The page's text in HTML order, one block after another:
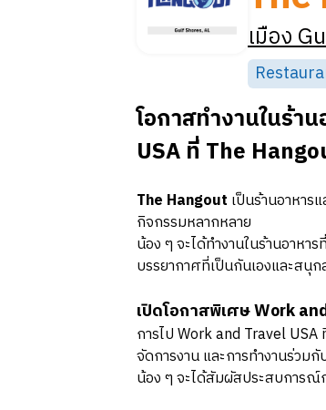
เมือง
โอกาสทำงานในร้า
USA ที่ The
The Hangout เป็นร้านอาหาร
กิจกรรมหลากหลาย
น้อง ๆ จะได้ทำงานในร้านอาห
บรรยากาศที่เป็นกันเองและสนุ
เปิดโอกาสพิเศษ Work
การไป Work and Travel USA
จัดการงาน และการทำงานร่วม
น้อง ๆ จะได้สัมผัสประสบการณ์